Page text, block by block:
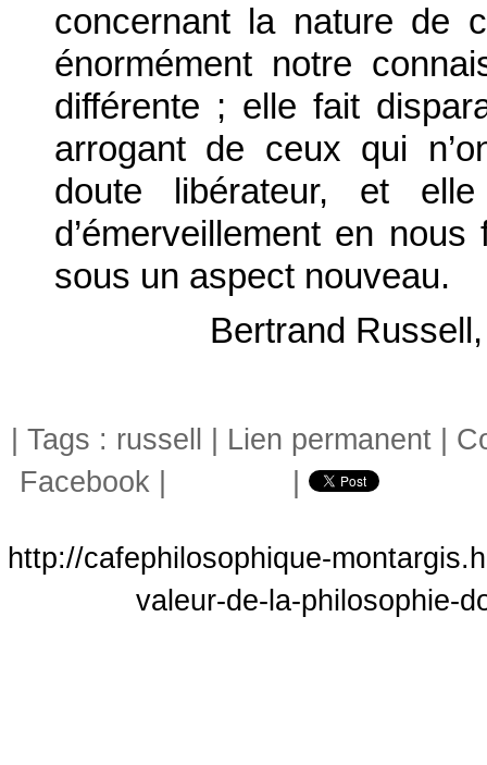
concernant la nature de
énormément notre
différente ; elle fait
arrogant de ceux qui
doute libérateur, et
d’émerveillement en
sous un aspect nouveau.
Bertrand
| Tags : russell Lien permanent
Facebook
http://cafephilosophique-
valeur-de-la-philosophie-